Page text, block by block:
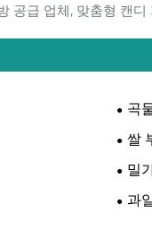
공급 업체, 맞춤형 캔디
곡
쌀
밀
과